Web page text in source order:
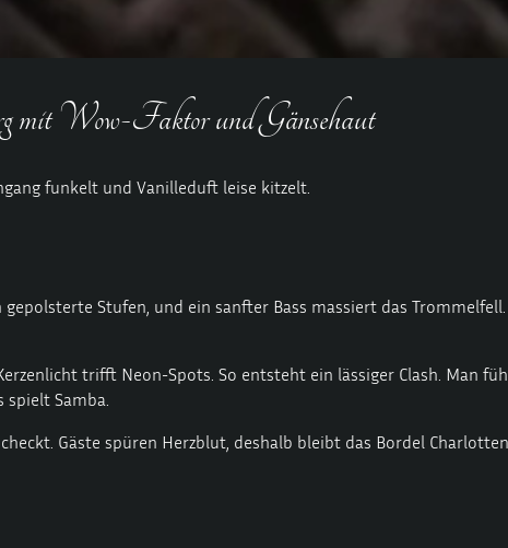
Wow-Faktor und Gänsehaut
funkelt und Vanilleduft leise kitzelt.
Stufen, und ein sanfter Bass massiert das
trifft Neon-Spots. So entsteht ein lässiger Clash. Man
Samba.
Gäste spüren Herzblut, deshalb bleibt das Bordel